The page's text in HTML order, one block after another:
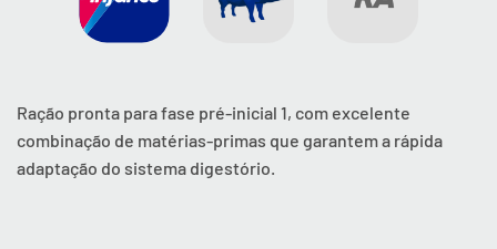
Ração pronta para fase pré-inicial 1, com excelente
combinação de matérias-primas que garantem a rápida
adaptação do sistema digestório.